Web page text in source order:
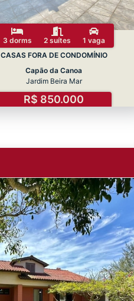
3 dorms 2 suítes
1 vaga
CASAS FORA DE CONDOMÍNIO
Capão da Canoa
Jardim Beira Mar
R$ 850.000